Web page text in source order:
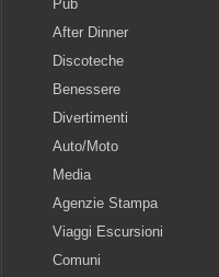
Pub
After Dinner
Discoteche
Benessere
Divertimenti
Auto/Moto
Media
Agenzie Stampa
Viaggi Escursioni
Comuni